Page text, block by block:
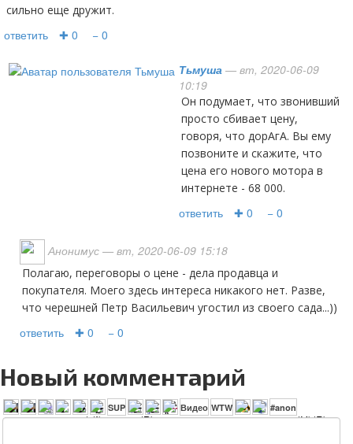
сильно еще дружит.
ответить ✚ 0 − 0
Тьмуша — вт, 2020-06-09
10:19
Он подумает, что звонивший
просто сбивает цену,
говоря, что дорАгА. Вы ему
позвоните и скажите, что
цена его нового мотора в
интернете - 68 000.
ответить ✚ 0 − 0
Анонимус — вт, 2020-06-09 15:18
Полагаю, переговоры о цене - дела продавца и
покупателя. Моего здесь интереса никакого нет. Разве,
что черешней Петр Васильевич угостил из своего сада...))
ответить ✚ 0 − 0
Новый комментарий